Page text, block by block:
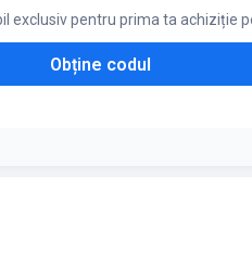
exclusiv pentru prima ta achiziție
Obține codul